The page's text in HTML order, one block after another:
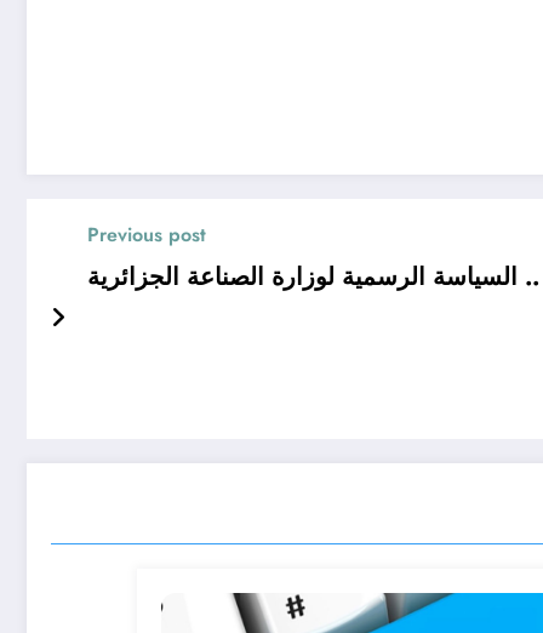
Previous post
الرسمية لوزارة الصناعة الجزائرية